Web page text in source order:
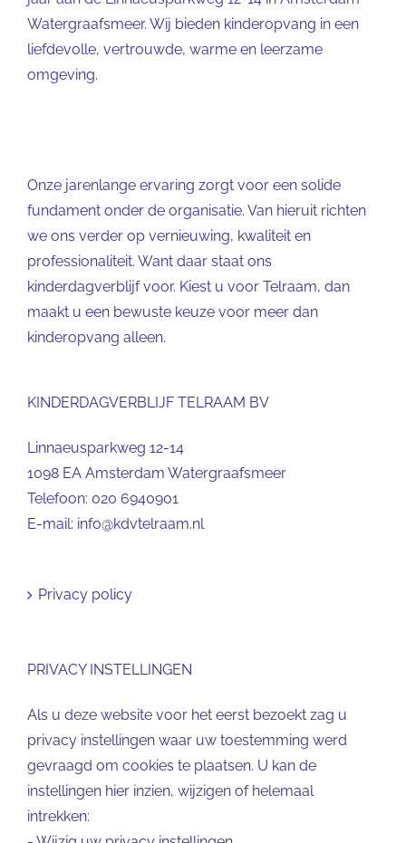
Watergraafsmeer. Wij bieden kinderopvang in een
liefdevolle, vertrouwde, warme en leerzame
omgeving.
Onze jarenlange ervaring zorgt voor een solide
fundament onder de organisatie. Van hieruit richten
we ons verder op vernieuwing, kwaliteit en
professionaliteit. Want daar staat ons
kinderdagverblijf voor. Kiest u voor Telraam, dan
maakt u een bewuste keuze voor meer dan
kinderopvang alleen.
KINDERDAGVERBLIJF TELRAAM BV
Linnaeusparkweg 12-14
1098 EA Amsterdam Watergraafsmeer
Telefoon: 020 6940901
E-mail: info@kdvtelraam.nl
Privacy policy
PRIVACY INSTELLINGEN
Als u deze website voor het eerst bezoekt zag u
privacy instellingen waar uw toestemming werd
gevraagd om cookies te plaatsen. U kan de
instellingen hier inzien, wijzigen of helemaal
intrekken: